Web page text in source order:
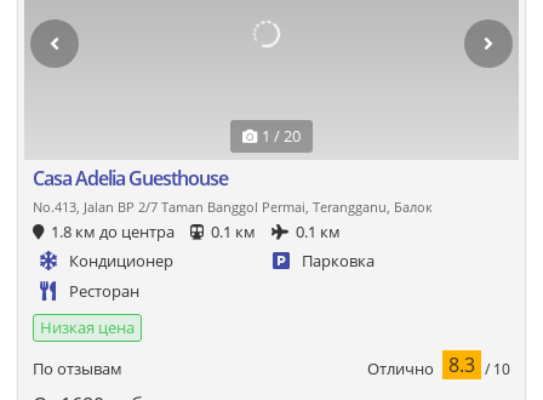
1 / 20
Casa Adelia Guesthouse
No.413, Jalan BP 2/7 Taman Banggol Permai, Terangganu, Балок
1.8 км до центра 0.1 км
0.1 км
Кондиционер
Парковка
Ресторан
Низкая цена
По отзывам
Отлично 8.3 / 10